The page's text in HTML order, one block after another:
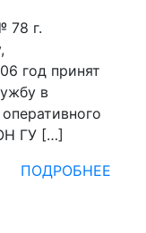
78 г.
год принят
в
ГУ […]
ПОДРОБНЕЕ